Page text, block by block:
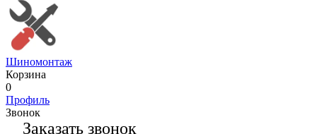
Шиномонтаж
Корзина
0
Профиль
Звонок
Заказать звонок